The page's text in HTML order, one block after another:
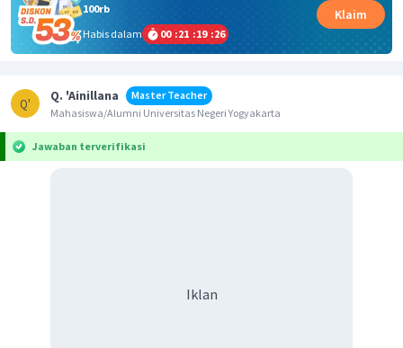
100rb
Habis dalam
00 :21 :19 :25
Klaim
Q'
Q. 'Ainillana
Master Teacher
Mahasiswa/Alumni Universitas Negeri Yogyakarta
Jawaban terverifikasi
Iklan